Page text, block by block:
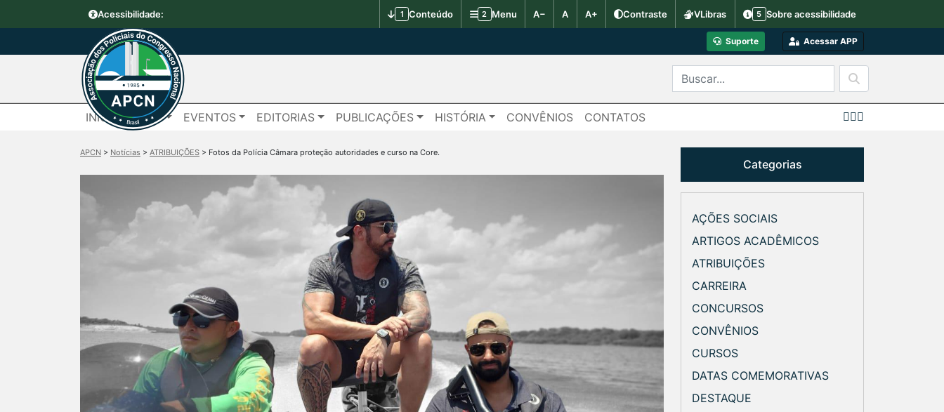
Acessibilidade: 1 Conteúdo 2 Menu A− A A+ Contraste VLibras 5 Sobre acessibilidade
Suporte Acessar APP
INÍCIO APCN EVENTOS EDITORIAS PUBLICAÇÕES HISTÓRIA CONVÊNIOS CONTATOS
APCN > Notícias > ATRIBUIÇÕES > Fotos da Polícia Câmara proteção autoridades e curso na Core.
Categorias
AÇÕES SOCIAIS
ARTIGOS ACADÊMICOS
ATRIBUIÇÕES
CARREIRA
CONCURSOS
CONVÊNIOS
CURSOS
DATAS COMEMORATIVAS
DESTAQUE